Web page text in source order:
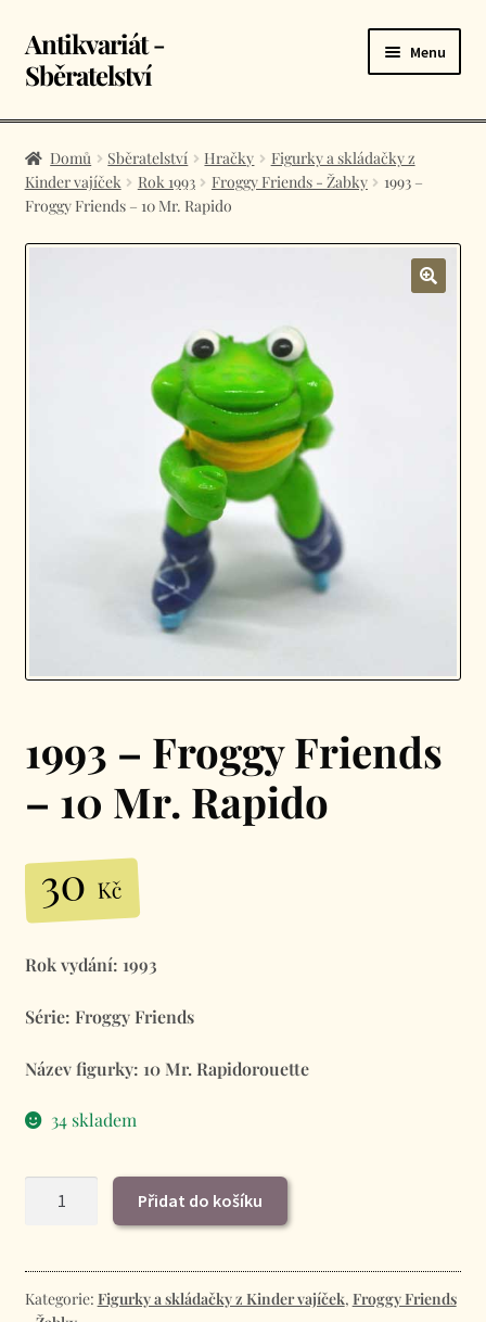
Přeskočit
na
Přejít
k
webu
Antikvariát -
Sběratelství
Menu
Úvodní stránka
E-shop
Košík
Domů Sběratelství Hračky
Figurky a skládačky z
Kinder vajíček
Rok 1993 Froggy Friends - Žabky
1993 –
Froggy Friends – 10 Mr. Rapido
1993 – Froggy Friends
– 10 Mr. Rapido
30Kč
Rok vydání: 1993
Série: Froggy Friends
Název figurky: 10 Mr. Rapidorouette
34 skladem
Friends
-
Přidat do košíku
Kategorie: Figurky a skládačky z Kinder vajíček, Froggy Friends